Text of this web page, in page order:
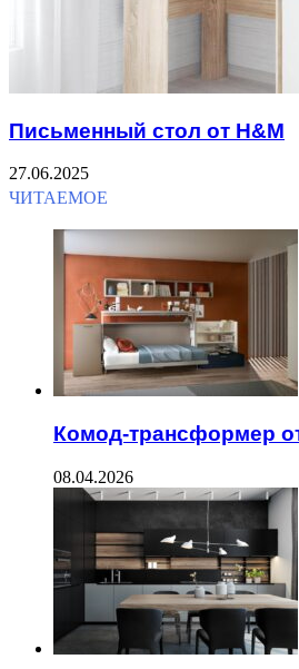
Письменный стол от H&M
27.06.2025
ЧИТАЕМОЕ
Комод-трансформер
08.04.2026